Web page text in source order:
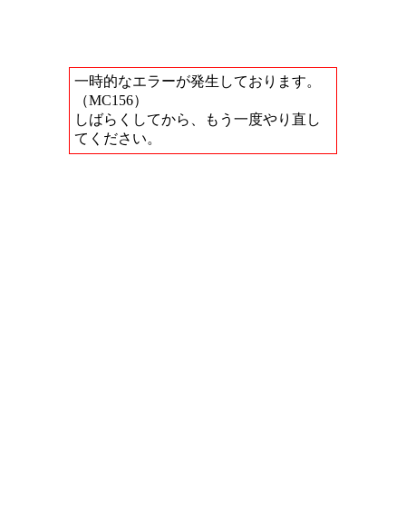
一時的なエラーが発生しております。
（MC156）
しばらくしてから、もう一度やり直し
てください。